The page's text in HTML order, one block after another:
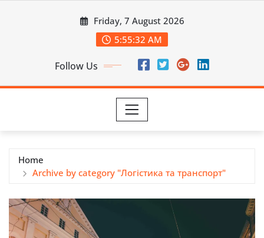
Friday, 7 August 2026
5:55:33 AM
Follow Us
Home
Archive by category "Логістика та транспорт"